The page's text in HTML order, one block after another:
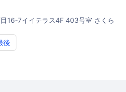
16-7イイテラス4F 403号室 さくら
後